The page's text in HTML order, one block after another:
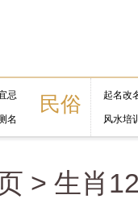
忌
名
民俗 起名改
风水培
> 生肖